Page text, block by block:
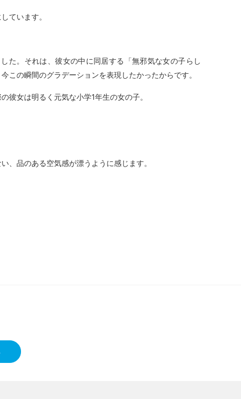
ています。
た。それは、彼女の中に同居する「無邪気な女の子らし
この瞬間のグラデーションを表現したかったからです。
彼女は明るく元気な小学1年生の女の子。
、品のある空気感が漂うように感じます。